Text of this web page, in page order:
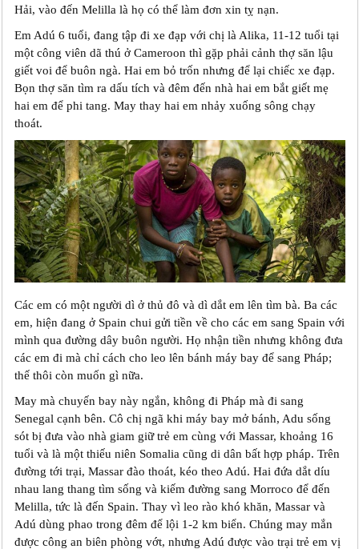
Hải, vào đến Melilla là họ có thể làm đơn xin tỵ nạn.
Em Adú 6 tuổi, đang tập đi xe đạp với chị là Alika, 11-12 tuổi tại
một công viên dã thú ở Cameroon thì gặp phải cảnh thợ săn lậu
giết voi để buôn ngà. Hai em bỏ trốn nhưng để lại chiếc xe đạp.
Bọn thợ săn tìm ra dấu tích và đêm đến nhà hai em bắt giết mẹ
hai em để phi tang. May thay hai em nhảy xuống sông chạy
thoát.
Các em có một người dì ở thủ đô và dì dắt em lên tìm bà. Ba các
em, hiện đang ở Spain chui gửi tiền về cho các em sang Spain với
mình qua đường dây buôn người. Họ nhận tiền nhưng không đưa
các em đi mà chỉ cách cho leo lên bánh máy bay để sang Pháp;
thế thôi còn muốn gì nữa.
May mà chuyến bay này ngắn, không đi Pháp mà đi sang
Senegal cạnh bên. Cô chị ngã khi máy bay mở bánh, Adu sống
sót bị đưa vào nhà giam giữ trẻ em cùng với Massar, khoảng 16
tuổi và là một thiếu niên Somalia cũng di dân bất hợp pháp. Trên
đường tới trại, Massar đào thoát, kéo theo Adú. Hai đứa dắt díu
nhau lang thang tìm sống và kiếm đường sang Morroco để đến
Melilla, tức là đến Spain. Thay vì leo rào khó khăn, Massar và
Adú dùng phao trong đêm để lội 1-2 km biển. Chúng may mắn
được công an biên phòng vớt, nhưng Adú được vào trại trẻ em vị